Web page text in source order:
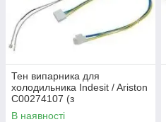
Тен випарника для
холодильника Indesit / Ariston
C00274107 (з
термозапобіжником)
В наявності